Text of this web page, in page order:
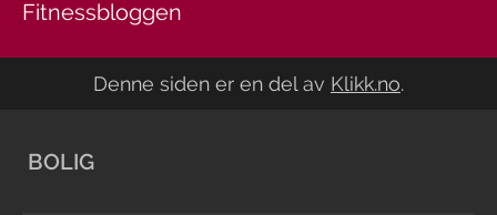
Fitnessbloggen
Denne siden er en del av Klikk.no.
BOLIG